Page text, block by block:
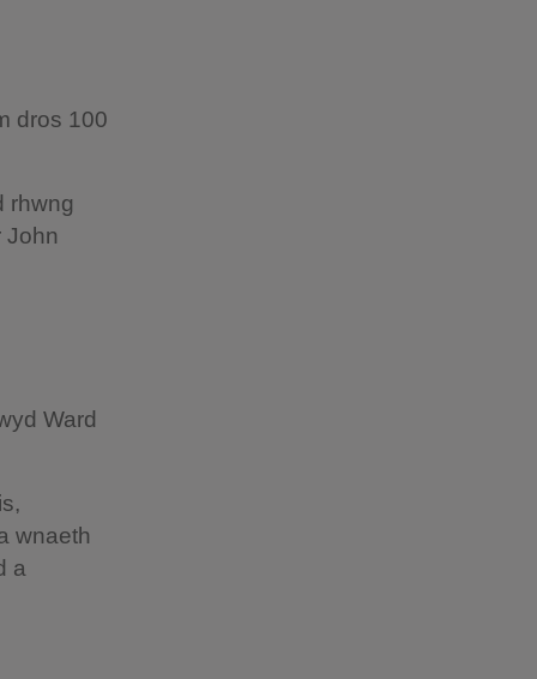
dros 100
rhwng
John
Ward
wnaeth
a